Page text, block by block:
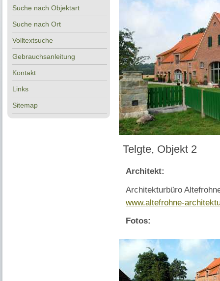
Suche nach Objektart
Suche nach Ort
Volltextsuche
Gebrauchsanleitung
Kontakt
Links
Sitemap
Telgte, Objekt 2
Architekt:
Architekturbüro
www.altefrohne-
Fotos: